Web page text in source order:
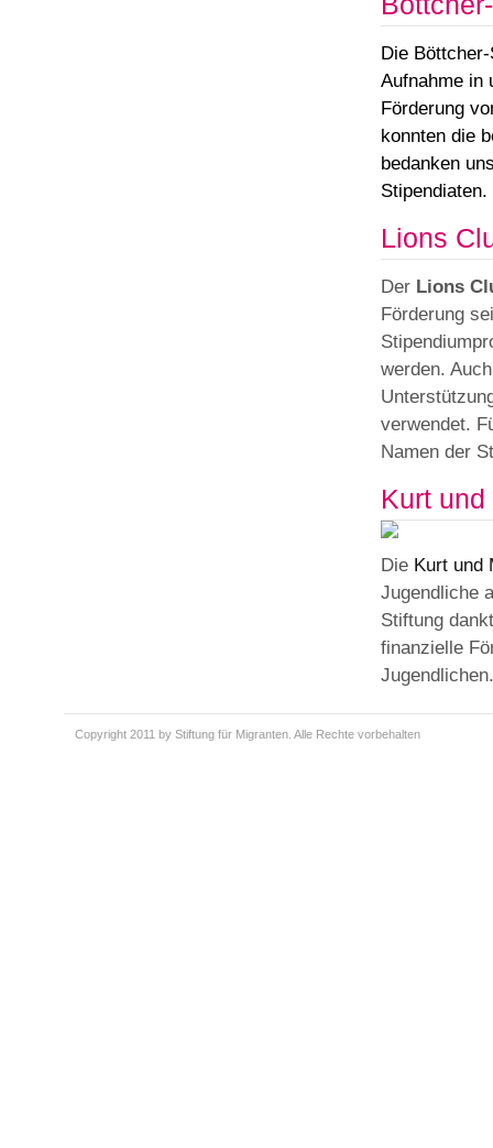
Die
Aufnahme in
Förderung
konnten die
bedanken
Stipendiaten.
Lions
Der Lions
Förderung
werden.
verwendet.
Namen der
Kurt
Die Kurt und
Jugendliche
Stiftung
finanzielle
Jugendlichen.
Copyright 2011 by Stiftung für Migranten. Alle Rechte vorbehalten